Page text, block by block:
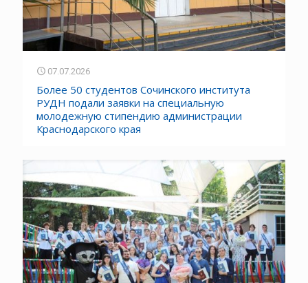
07.07.2026
Более 50 студентов Сочинского института
РУДН подали заявки на специальную
молодежную стипендию администрации
Краснодарского края